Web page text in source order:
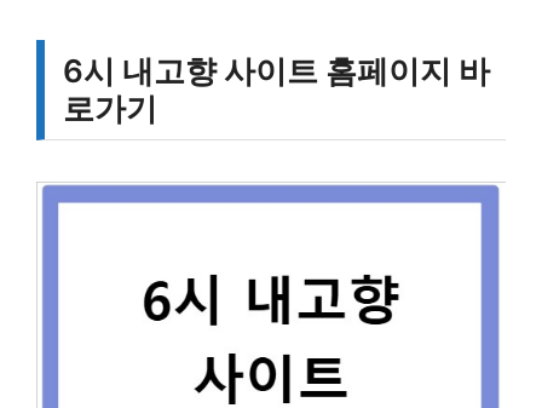
6시 내고향 사이트 홈페이지 바
로가기